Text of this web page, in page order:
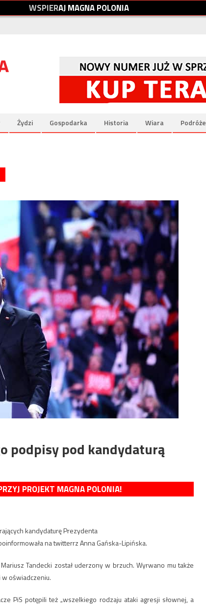
WSPIERAJMAGNAPOLONIA
Żydzi Gospodarka Historia Wiara Podróże
podpisy pod kandydaturą
PROJEKT MAGNA POLONIA!
kandydaturę Prezydenta
na twitterrz Anna Gańska-Lipińska.
Tandecki został uderzony w brzuch. Wyrwano mu także
oświadczeniu.
PiS potępili też „wszelkiego rodzaju ataki agresji słownej, a